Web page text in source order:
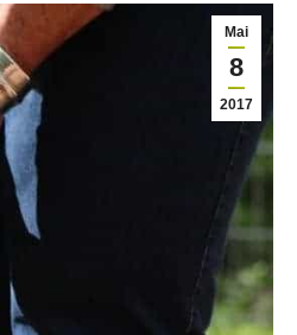
Mai
8
2017